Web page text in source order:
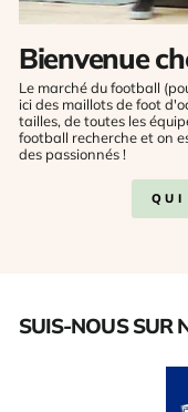
Bienvenue
Le marché du football
ici des maillots de foot
tailles, de toutes les
football recherche et on
des passionnés !
QUI
SUIS-NOUS SUR